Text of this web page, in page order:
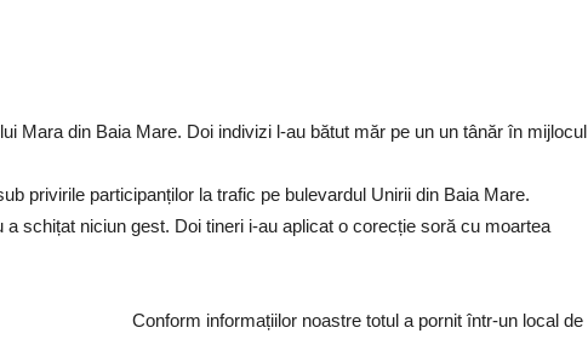
Mara din Baia Mare. Doi indivizi l-au bătut măr pe un un tânăr în mijlocul
privirile participanților la trafic pe bulevardul Unirii din Baia Mare.
a schițat niciun gest. Doi tineri i-au aplicat o corecție soră cu moartea
Conform informațiilor noastre totul a pornit într-un local de